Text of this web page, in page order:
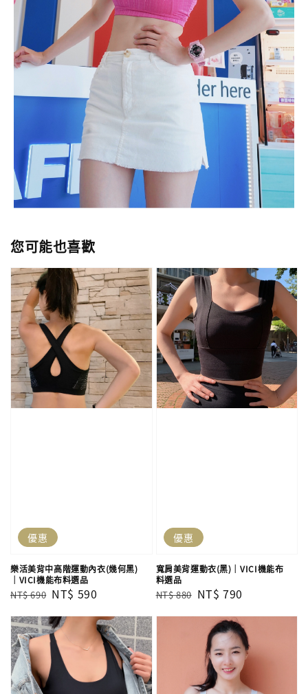
您可能也喜歡
優惠
樂活美背中高階運動內衣(幾何黑)
｜VICI機能布料選品
Regular
NT$ 690 Sale
NT$ 590
優惠
寬肩美背運動衣(黑)｜VICI機能布
料選品
Regular
NT$ 880 Sale
NT$ 790